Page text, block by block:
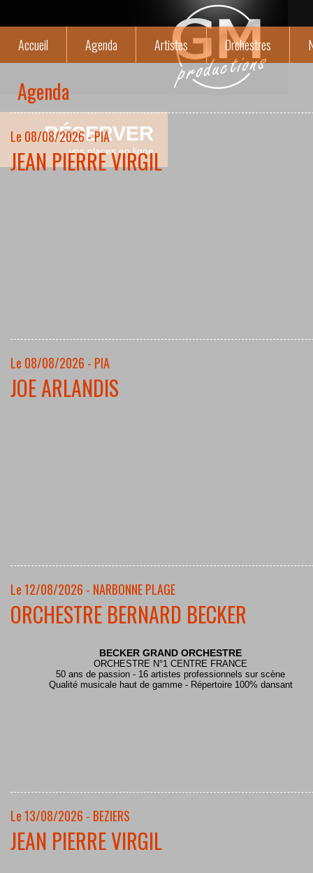
RÉSERVER
vos places en ligne
Accueil Agenda Artistes Orchestres
Agenda
Le 08/08/2026 - PIA
JEAN PIERRE VIRGIL
Le 08/08/2026 - PIA
JOE ARLANDIS
Le 12/08/2026 - NARBONNE PLAGE
ORCHESTRE BERNARD BECKER
BECKER GRAND ORCHESTRE
ORCHESTRE N°1 CENTRE FRANCE
50 ans de passion - 16 artistes professionnels sur scène
Qualité musicale haut de gamme - Répertoire 100% dansant
Le 13/08/2026 - BEZIERS
JEAN PIERRE VIRGIL